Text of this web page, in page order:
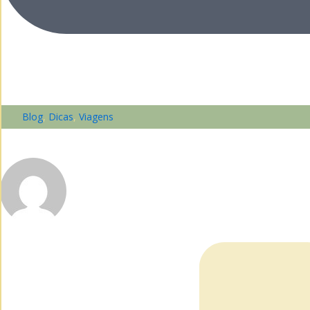
Blog, Dicas, Viagens